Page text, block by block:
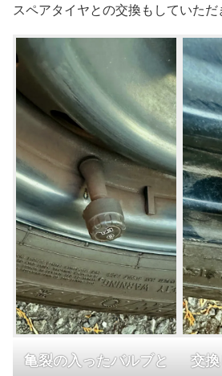
スペアタイヤとの交換もしていただ
亀裂の入ったバルブと
交